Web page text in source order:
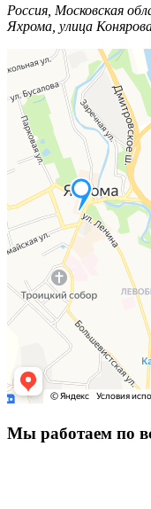
Россия, Московская
Яхрома, улица
Мы работаем по